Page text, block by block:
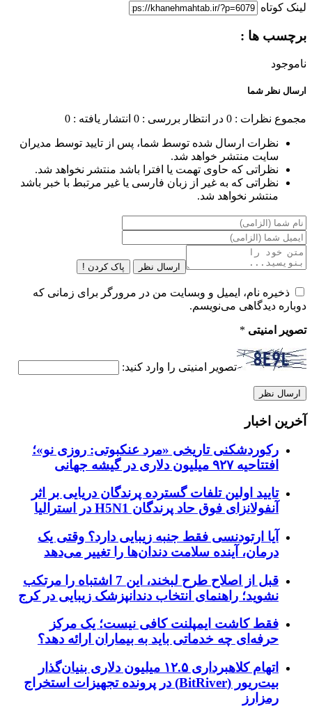
لینک کوتاه
برچسب ها :
ناموجود
ارسال نظر شما
مجموع نظرات : 0 در انتظار بررسی : 0 انتشار یافته : 0
نظرات ارسال شده توسط شما، پس از تایید توسط مدیران
سایت منتشر خواهد شد.
نظراتی که حاوی تهمت یا افترا باشد منتشر نخواهد شد.
نظراتی که به غیر از زبان فارسی یا غیر مرتبط با خبر باشد
منتشر نخواهد شد.
ارسال نظر پاک کردن !
ذخیره نام، ایمیل و وبسایت من در مرورگر برای زمانی که
دوباره دیدگاهی می‌نویسم.
تصویر امنیتی *
تصویر امنیتی را وارد کنید:
آخرین اخبار
رکوردشکنی تاریخی «مرد عنکبوتی: روزی نو»؛
افتتاحیه ۹۲۷ میلیون دلاری در گیشه جهانی
تایید اولین تلفات گسترده پرندگان دریایی بر اثر
آنفولانزای فوق حاد پرندگان H5N1 در استرالیا
آیا ارتودنسی فقط جنبه زیبایی دارد؟ وقتی یک
درمان، آینده سلامت دندان‌ها را تغییر می‌دهد
قبل از اصلاح طرح لبخند، این 7 اشتباه را مرتکب
نشوید؛ راهنمای انتخاب دندانپزشک زیبایی در کرج
فقط کاشت ایمپلنت کافی نیست؛ یک مرکز
حرفه‌ای چه خدماتی باید به بیماران ارائه دهد؟
اتهام کلاهبرداری ۱۲.۵ میلیون دلاری بنیان‌گذار
بیت‌ریور (BitRiver) در پرونده تجهیزات استخراج
رمزارز